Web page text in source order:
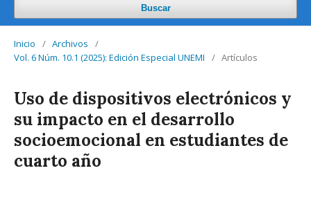
Buscar
Inicio / Archivos
/
Vol. 6 Núm. 10.1 (2025): Edición Especial UNEMI
/ Artículos
Uso de dispositivos electrónicos y
su impacto en el desarrollo
socioemocional en estudiantes de
cuarto año